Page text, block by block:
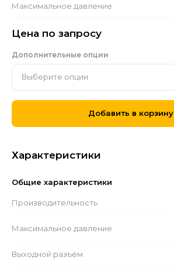
Максимальное давление
Цена по запросу
Дополнительные опции
Выберите опции
Добавить в корзину
Характеристики
Общие характеристики
Производительность
Максимальное давление
Выходной разъём